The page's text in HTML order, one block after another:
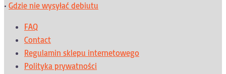
• Gdzie nie wysyłać debiutu
FAQ
Contact
Regulamin sklepu internetowego
Polityka prywatności